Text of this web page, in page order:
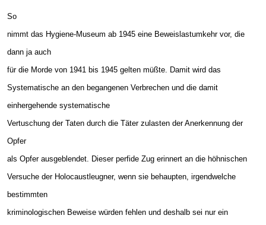
So
nimmt das Hygiene-Museum ab 1945 eine Beweislastumkehr vor, die
dann ja auch
für die Morde von 1941 bis 1945 gelten müßte. Damit wird das
Systematische an den begangenen Verbrechen und die damit
einhergehende systematische
Vertuschung der Taten durch die Täter zulasten der Anerkennung der
Opfer
als Opfer ausgeblendet. Dieser perfide Zug erinnert an die höhnischen
Versuche der Holocaustleugner, wenn sie behaupten, irgendwelche
bestimmten
kriminologischen Beweise würden fehlen und deshalb sei nur ein